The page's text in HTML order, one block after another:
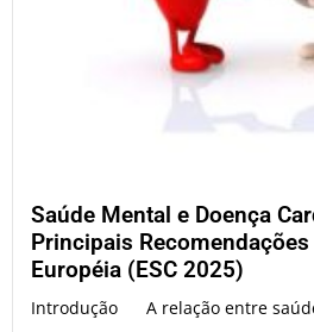
Saúde Mental e Doença
Principais
Européia (ESC 2025)
Introdução A relação entre